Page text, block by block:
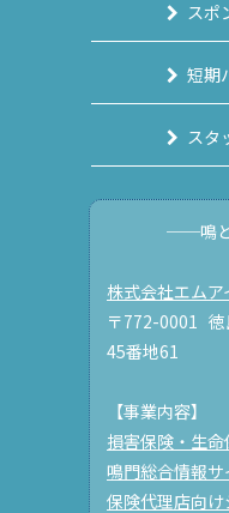
スポ
短期
スタ
──鳴
株式会社エムア
〒772-0001 徳
45番地61
【事業内容】
損害保険・生
鳴門総合情報サ
保険代理店向